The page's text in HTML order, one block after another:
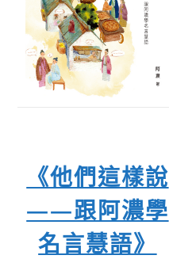
《他們這樣說
——跟阿濃學
名言慧語》